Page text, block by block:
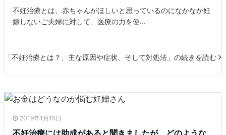
不妊治療とは、赤ちゃんがほしいと思っているのになかなか妊
娠しないご夫婦に対して、医療の力を使…
「不妊治療とは？、主な原因や症状、そして対処法」の続きを読む
2019年1月15日
不妊治療には助成があると聞きましたが、どのような